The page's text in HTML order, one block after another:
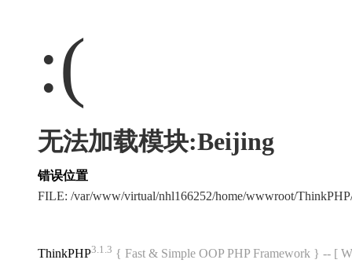
:(
无法加载模块:Beijing
错误位置
FILE: /var/www/virtual/nhl166252/home/wwwroot/
ThinkPHP3.1.3 { Fast & Simple OOP PHP Framework } -- [